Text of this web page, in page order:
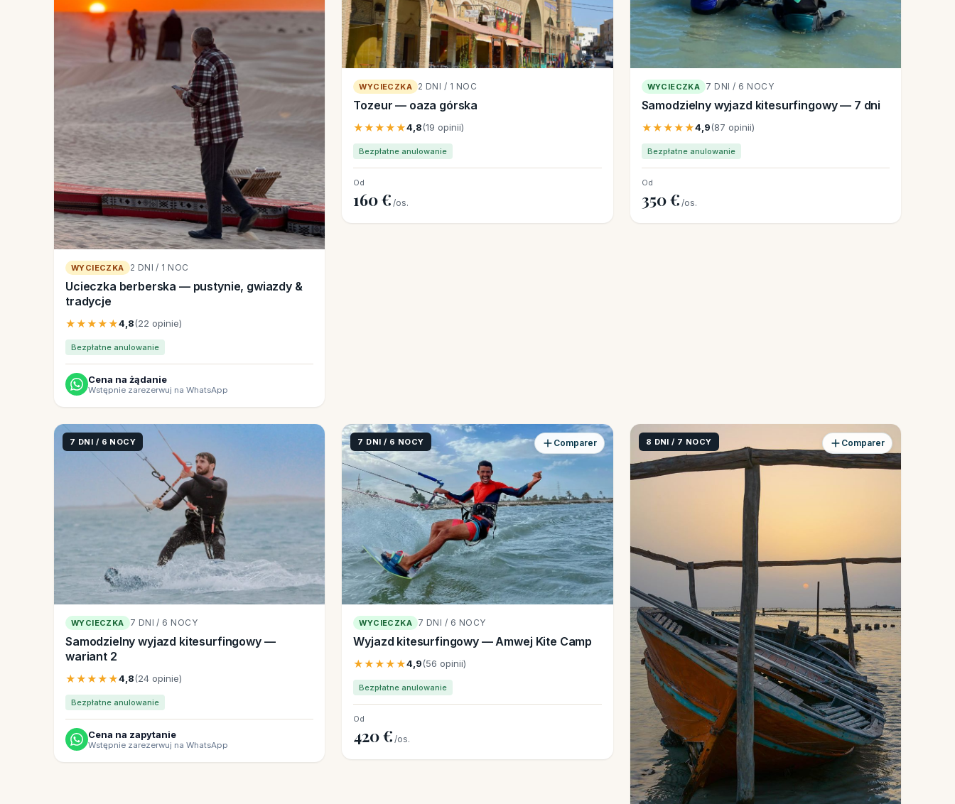
WYCIECZKA 2 DNI / 1 NOC
Ucieczka berberska — pustynie, gwiazdy &
tradycje
★★★★★4,8(22 opinie)
Bezpłatne anulowanie
Cena na żądanie
Wstępnie zarezerwuj na WhatsApp
WYCIECZKA 2 DNI / 1 NOC
Tozeur — oaza górska
★★★★★4,8(19 opinii)
Bezpłatne anulowanie
Od
160 € /os.
WYCIECZKA 7 DNI / 6 NOCY
Samodzielny wyjazd kitesurfingowy — 7 dni
★★★★★4,9(87 opinii)
Bezpłatne anulowanie
Od
350 € /os.
7 DNI / 6 NOCY
WYCIECZKA 7 DNI / 6 NOCY
Samodzielny wyjazd kitesurfingowy —
wariant 2
★★★★★4,8(24 opinie)
Bezpłatne anulowanie
Cena na zapytanie
Wstępnie zarezerwuj na WhatsApp
7 DNI / 6 NOCY
WYCIECZKA 7 DNI / 6 NOCY
Wyjazd kitesurfingowy — Amwej Kite Camp
★★★★★4,9(56 opinii)
Bezpłatne anulowanie
Od
420 € /os.
Comparer 8 DNI / 7 NOCY Comparer